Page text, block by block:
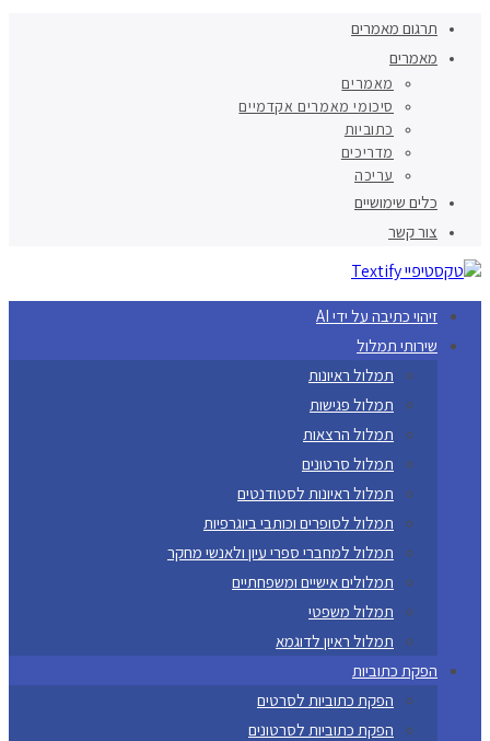
תרגום מאמרים
מאמרים
מאמרים
סיכומי מאמרים אקדמיים
כתוביות
מדריכים
עריכה
כלים שימושיים
צור קשר
זיהוי כתיבה על ידי AI
שירותי תמלול
תמלול ראיונות
תמלול פגישות
תמלול הרצאות
תמלול סרטונים
תמלול ראיונות לסטודנטים
תמלול לסופרים וכותבי ביוגרפיות
תמלול למחברי ספרי עיון ולאנשי מחקר
תמלולים אישיים ומשפחתיים
תמלול משפטי
תמלול ראיון לדוגמא
הפקת כתוביות
הפקת כתוביות לסרטים
הפקת כתוביות לסרטונים